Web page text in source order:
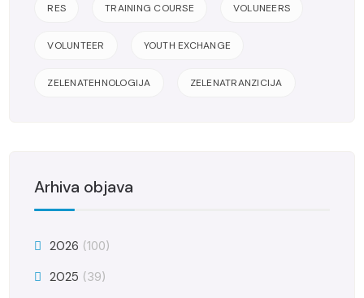
RES TRAINING COURSE VOLUNEERS
VOLUNTEER YOUTH EXCHANGE
ZELENATEHNOLOGIJA ZELENATRANZICIJA
Arhiva objava
2026 (100)
2025 (39)